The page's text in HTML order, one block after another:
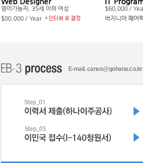
E-mail. canus@gohana.co.kr